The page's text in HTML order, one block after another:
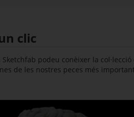
clic
podeu conèixer la
de les nostres peces més